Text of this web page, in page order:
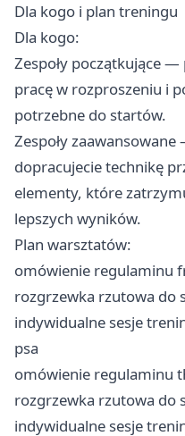
Dla kogo i plan treningu
Dla kogo:
Zespoły początkujące
pracę w rozproszeniu i
potrzebne do startów.
Zespoły
dopracujecie technikę
elementy, które
lepszych wyników.
Plan warsztatów:
omówienie regulaminu
rozgrzewka rzutowa do
indywidualne sesje
psa
omówienie regulaminu
rozgrzewka rzutowa do
indywidualne sesje